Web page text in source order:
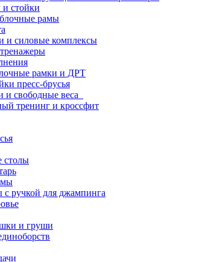
стойки
рамы
и силовые комплексы
рамки и ДРТ
пресс-брусья
и свободные веса
тренинг и кроссфит
столы
с ручкой для джампинга
и груши